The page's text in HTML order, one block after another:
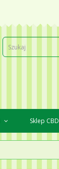
Sklep CBD